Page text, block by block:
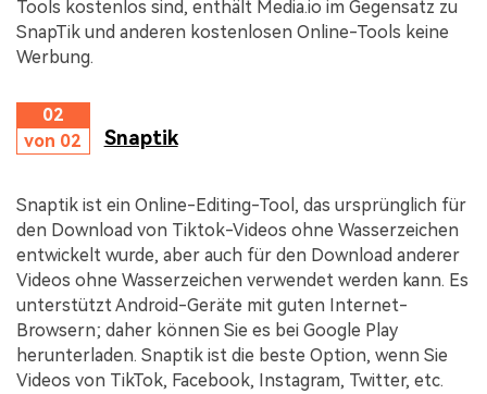
Tools kostenlos sind, enthält Media.io im Gegensatz zu
SnapTik und anderen kostenlosen Online-Tools keine
Werbung.
02
von 02
Snaptik
Snaptik ist ein Online-Editing-Tool, das ursprünglich für
den Download von Tiktok-Videos ohne Wasserzeichen
entwickelt wurde, aber auch für den Download anderer
Videos ohne Wasserzeichen verwendet werden kann. Es
unterstützt Android-Geräte mit guten Internet-
Browsern; daher können Sie es bei Google Play
herunterladen. Snaptik ist die beste Option, wenn Sie
Videos von TikTok, Facebook, Instagram, Twitter, etc.